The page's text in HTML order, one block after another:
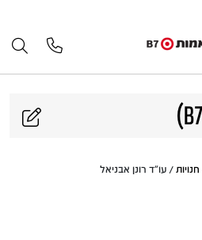
חנויות / עו"ד רונן אבניאל